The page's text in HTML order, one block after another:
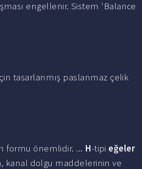
engellenir. Sistem 'Balance
tasarlanmış paslanmaz çelik
formu önemlidir. ... H-tipi eğeler
kanal dolgu maddelerinin ve